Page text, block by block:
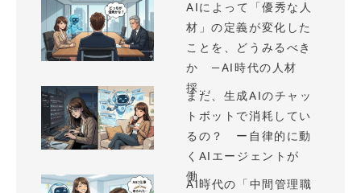
AIによって「優秀な人
材」の定義が変化した
ことを、どうみるべき
か —AI時代の人材
採...
まだ、生成AIのチャッ
トボットで消耗してい
るの？ ー自律的に動
くAIエージェントが
働...
AI時代の「中間管理職